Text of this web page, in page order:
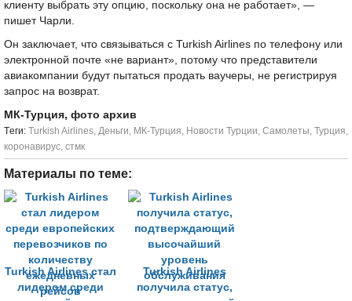
клиенту выбрать эту опцию, поскольку она не работает», —
пишет Чарли.
Он заключает, что связываться с Turkish Airlines по телефону или
электронной почте «не вариант», потому что представители
авиакомпании будут пытаться продать ваучеры, не регистрируя
запрос на возврат.
МК-Турция, фото архив
Tеги: Turkish Airlines, Деньги, МК-Турция, Новости Турции, Самолеты, Турция,
коронавирус, стмк
Материалы по теме:
Turkish Airlines стал
лидером среди
Turkish Airlines
получила статус,